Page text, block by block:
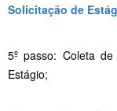
Solicitação de
5º passo: Coleta
Estágio;